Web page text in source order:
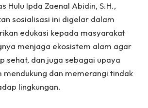
Hulu Ipda Zaenal Abidin, S.H.,
sosialisasi ini digelar dalam
edukasi kepada masyarakat
menjaga ekosistem alam agar
sehat, dan juga sebagai upaya
mendukung dan memerangi tindak
lingkungan.